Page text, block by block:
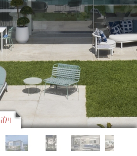
וילה Hun